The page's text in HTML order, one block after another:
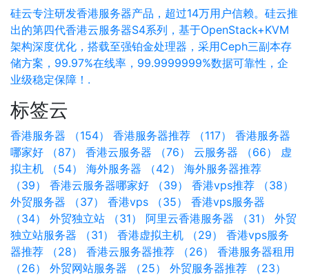
硅云专注研发香港服务器产品，超过14万用户信赖。硅云推
出的第四代香港云服务器S4系列，基于OpenStack+KVM
架构深度优化，搭载至强铂金处理器，采用Ceph三副本存
储方案，99.97%在线率，99.9999999%数据可靠性，企
业级稳定保障！.
标签云
香港服务器 （154） 香港服务器推荐 （117）
香港服务器
哪家好 （87）
香港云服务器 （76） 云服务器 （66）
虚
拟主机 （54）
海外服务器 （42）
海外服务器推荐
（39）
香港云服务器哪家好 （39）
香港vps推荐 （38）
外贸服务器 （37）
香港vps （35）
香港vps服务器
（34）
外贸独立站 （31） 阿里云香港服务器 （31）
外贸
独立站服务器 （31）
香港虚拟主机 （29）
香港vps服务
器推荐 （28）
香港云服务器推荐 （26）
香港服务器租用
（26）
外贸网站服务器 （25）
外贸服务器推荐 （23）